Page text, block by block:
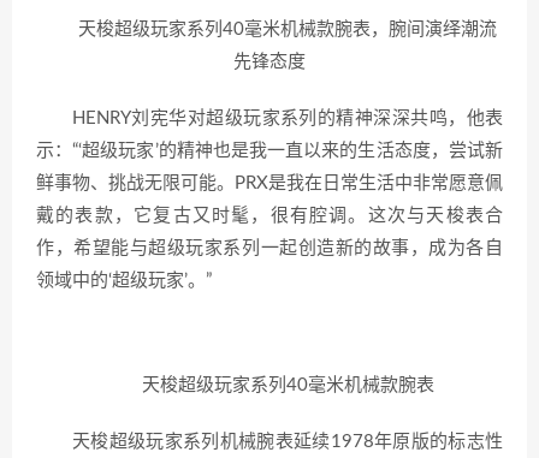
天梭超级玩家系列40毫米机械款腕表，腕间演绎潮流
先锋态度
HENRY刘宪华对超级玩家系列的精神深深共鸣，他表
示：“‘超级玩家’的精神也是我一直以来的生活态度，尝试新
鲜事物、挑战无限可能。PRX是我在日常生活中非常愿意佩
戴的表款，它复古又时髦，很有腔调。这次与天梭表合
作，希望能与超级玩家系列一起创造新的故事，成为各自
领域中的‘超级玩家’。”
天梭超级玩家系列40毫米机械款腕表
天梭超级玩家系列机械腕表延续1978年原版的标志性